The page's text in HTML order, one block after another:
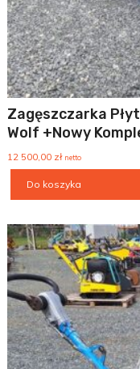
Zagęszczarka
Wolf +Nowy
12 500,00 zł netto
Do koszyka